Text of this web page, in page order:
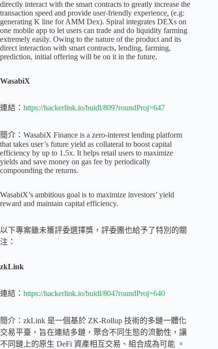
directly interact with the smart contracts to greatly increase the
transaction speed and provide user-friendly experience, (e.g:
generating K line for AMM Dex). Spiral integrates DEXs on
one mobile app to let users can trade and do liquidity farming
extremely easily. Owing to the nature of the product and its
direct interaction with smart contracts, lending, farming,
prediction, initial offering will be on it in the future.
WasabiX
連結： https://hackerlink.io/buidl/809?roundProj=647
簡介：WasabiX Finance is a zero-interest lending platform
that takes user’s future yield as collateral to boost capital
efficiency by up to 1.5x. It helps retail users to maximize
yields and save money on gas fee by periodically
compounding the returns.
WasabiX’s ambitious goal is to maximize investors’ yield
reward and maintain capital efficiency.
以下專案雖未獲評委選擇獎，評委團也給予了特別的關
注：
zkLink
連結： https://hackerlink.io/buidl/804?roundProj=640
簡介：zkLink 是一個基於 ZK-Rollup 技術的多鏈一體化
交易平臺，旨在連結多鏈，聚合不同生態的流動性，讓
不同鏈上的原生 DeFi 資產相互交易、組合成為可能 。